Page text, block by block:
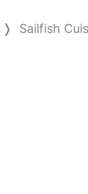
❭ Sailfish